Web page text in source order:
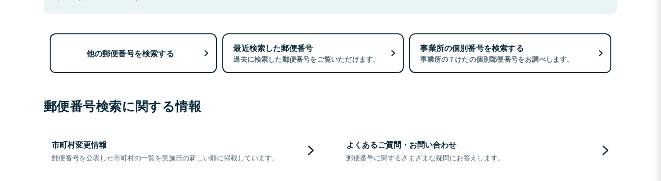
他の郵便番号を検索する 最近検索した郵便番号
過去に検索した郵便番号をご覧いただけます。
事業所の個別番号を検索する
事業所の７けたの個別郵便番号をお調べします。
郵便番号検索に関する情報
市町村変更情報
郵便番号を公表した市町村の一覧を実施日の新しい順に掲載しています。
よくあるご質問・お問い合わせ
郵便番号に関するさまざまな疑問にお答えします。